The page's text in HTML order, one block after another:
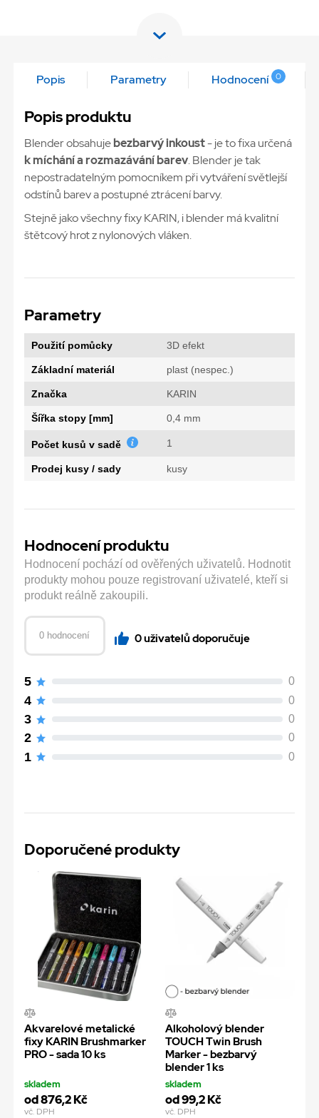
Popis Parametry Hodnocení 0
Popis produktu
Blender obsahujebezbarvý inkoust- je to fixa určená
k míchání a rozmazávání barev. Blender je tak
nepostradatelným pomocníkem při vytváření světlejší
odstínů barev a postupné ztrácení barvy.
Stejně jako všechny fixy KARIN, i blender má kvalitní
štětcový hrot z nylonových vláken.
Parametry
Použití pomůcky 3D efekt
Základní materiál plast (nespec.)
Značka KARIN
Šířka stopy [mm] 0,4 mm
Počet kusů v sadě 1
Prodej kusy / sady kusy
Hodnocení produktu
Hodnocení pochází od ověřených uživatelů. Hodnotit
produkty mohou pouze registrovaní uživatelé, kteří si
produkt reálně zakoupili.
0 hodnocení 0 uživatelů doporučuje
5 0
4 0
3 0
2 0
1 0
Doporučené produkty
Akvarelové metalické
fixy KARIN Brushmarker
PRO - sada 10 ks
skladem
od 876,2 Kč
vč. DPH
Alkoholový blender
TOUCH Twin Brush
Marker - bezbarvý
blender 1 ks
skladem
od 99,2 Kč
vč. DPH